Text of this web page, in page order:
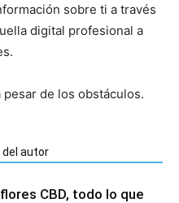
sobre ti a través
digital profesional a
de los obstáculos.
del autor
CBD, todo lo que